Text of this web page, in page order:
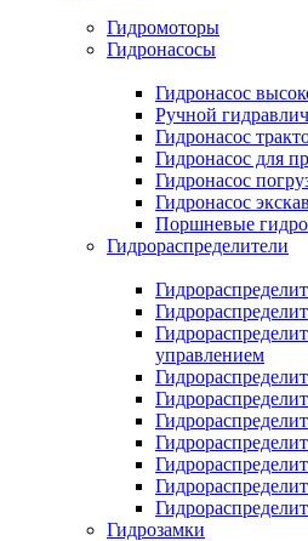
Гидромоторы
Гидронасосы
Гидронасос
Ручной
Гидронасос
Гидронасос для
Гидронасос
Гидронасос
Поршневые
Гидрораспределители
управлением
Гидрозамки